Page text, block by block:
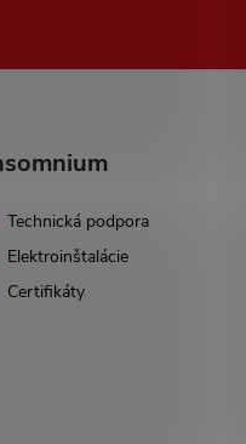
Technická podpora
Elektroinštalácie
Certifikáty